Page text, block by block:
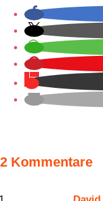
2 Kommentare